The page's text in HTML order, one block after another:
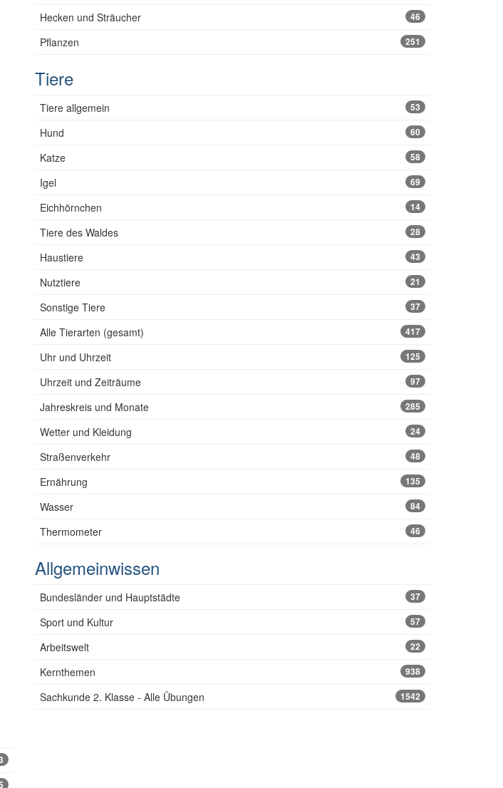
Hecken und Sträucher 46
Pflanzen 251
Tiere
Tiere allgemein 53
Hund 60
Katze 58
Igel 69
Eichhörnchen 14
Tiere des Waldes 28
Haustiere 43
Nutztiere 21
Sonstige Tiere 37
Alle Tierarten (gesamt) 417
Uhr und Uhrzeit 125
Uhrzeit und Zeiträume 97
Jahreskreis und Monate 285
Wetter und Kleidung 24
Straßenverkehr 48
Ernährung 135
Wasser 84
Thermometer 46
Allgemeinwissen
Bundesländer und Hauptstädte 37
Sport und Kultur 57
Arbeitswelt 22
Kernthemen 938
Sachkunde 2. Klasse - Alle Übungen 1542